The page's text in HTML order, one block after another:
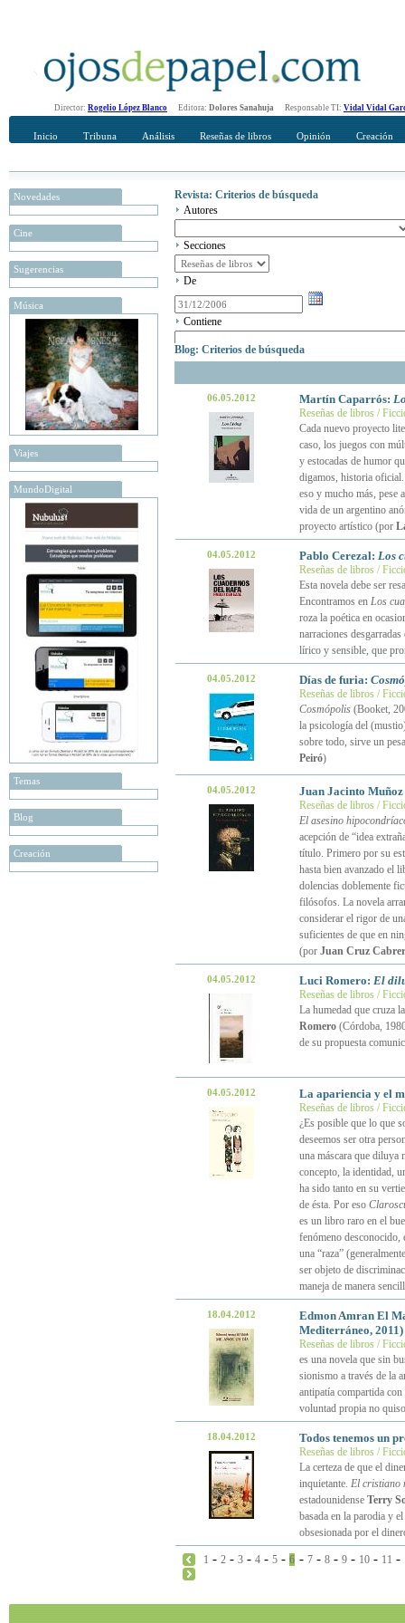
Director: Rogelio López Blanco Editora: Dolores Sanahuja Responsable TI: Vidal Vidal
Inicio Tribuna Análisis Reseñas de libros Opinión Creación
Novedades
Cine
Sugerencias
Música
Viajes
MundoDigital
Temas
Blog
Creación
Revista: Criterios de búsqueda
Autores
Secciones
De
Contiene
Blog: Criterios de búsqueda
06.05.2012 Martín Caparrós:
Reseñas de libros /
Cada nuevo proyecto
caso, los juegos con
y estocadas de humor
digamos, historia
eso y mucho más, pese
vida de un argentino
proyecto artístico (por
04.05.2012 Pablo Cerezal: Los
Reseñas de libros /
Esta novela debe ser
Encontramos en Los
roza la poética en
narraciones
lírico y sensible, que
04.05.2012 Días de furia:
Reseñas de libros /
Cosmópolis(Booket,
la psicología del
sobre todo, sirve un
Peiró)
04.05.2012 Juan Jacinto
Reseñas de libros /
El asesino
acepción de “idea
título. Primero por su
hasta bien avanzado el
dolencias doblemente
filósofos. La novela
considerar el rigor de
suficientes de que en
(por Juan Cruz
04.05.2012 Luci Romero: El
Reseñas de libros /
La humedad que cruza
Romero(Córdoba,
de su propuesta
04.05.2012 La apariencia y el
Reseñas de libros /
¿Es posible que lo que
deseemos ser otra
una máscara que diluya
concepto, la identidad,
ha sido tanto en su
de ésta. Por eso
es un libro raro en el
fenómeno desconocido,
una “raza”
ser objeto de
maneja de manera
18.04.2012
Edmon Amran El
Mediterráneo, 2011)
Reseñas de libros /
es una novela que sin
sionismo a través de la
antipatía compartida
voluntad propia no
18.04.2012 Todos tenemos un
Reseñas de libros /
La certeza de que el
inquietante. El cristiano
estadounidense Terry
basada en la parodia y
obsesionada por el
1 -2 -3 -4 -5 -6 - 7- 8- 9- 10- 11 -